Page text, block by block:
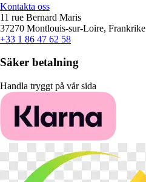
Kontakta oss
11 rue Bernard Maris
37270 Montlouis-sur-Loire, Frankrike
+33 1 86 47 62 58
Säker betalning
Handla tryggt på vår sida